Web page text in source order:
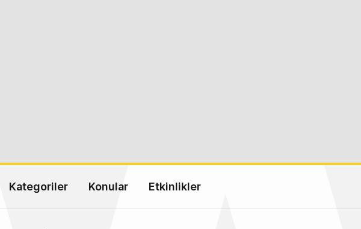
Kategoriler Konular Etkinlikler